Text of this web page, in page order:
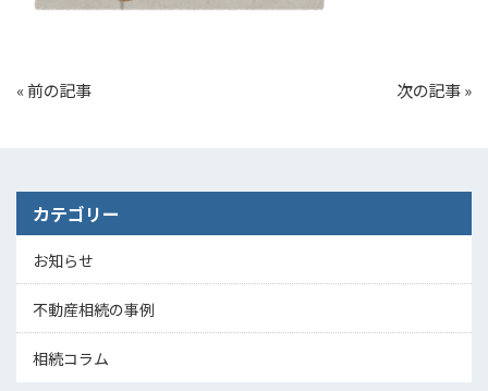
«前の記事 次の記事»
カテゴリー
お知らせ
不動産相続の事例
相続コラム